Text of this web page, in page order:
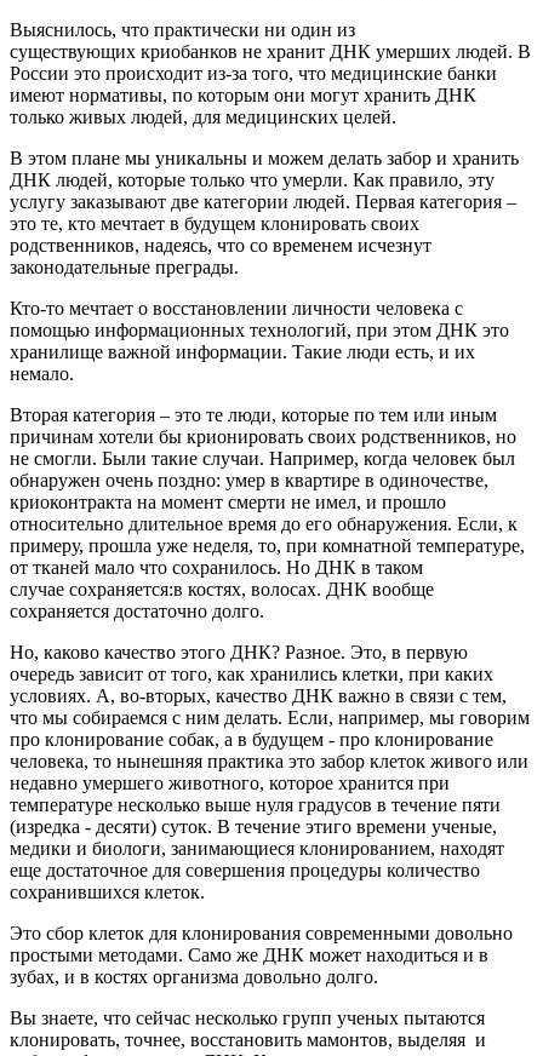
Выяснилось, что практически ни один из
существующих криобанков не хранит ДНК умерших людей. В
России это происходит из-за того, что медицинские банки
имеют нормативы, по которым они могут хранить ДНК
только живых людей, для медицинских целей.
В этом плане мы уникальны и можем делать забор и хранить
ДНК людей, которые только что умерли. Как правило, эту
услугу заказывают две категории людей. Первая категория –
это те, кто мечтает в будущем клонировать своих
родственников, надеясь, что со временем исчезнут
законодательные преграды.
Кто-то мечтает о восстановлении личности человека с
помощью информационных технологий, при этом ДНК это
хранилище важной информации. Такие люди есть, и их
немало.
Вторая категория – это те люди, которые по тем или иным
причинам хотели бы крионировать своих родственников, но
не смогли. Были такие случаи. Например, когда человек был
обнаружен очень поздно: умер в квартире в одиночестве,
криоконтракта на момент смерти не имел, и прошло
относительно длительное время до его обнаружения. Если, к
примеру, прошла уже неделя, то, при комнатной температуре,
от тканей мало что сохранилось. Но ДНК в таком
случае сохраняется:в костях, волосах. ДНК вообще
сохраняется достаточно долго.
Но, каково качество этого ДНК? Разное. Это, в первую
очередь зависит от того, как хранились клетки, при каких
условиях. А, во-вторых, качество ДНК важно в связи с тем,
что мы собираемся с ним делать. Если, например, мы говорим
про клонирование собак, а в будущем - про клонирование
человека, то нынешняя практика это забор клеток живого или
недавно умершего животного, которое хранится при
температуре несколько выше нуля градусов в течение пяти
(изредка - десяти) суток. В течение этиго времени ученые,
медики и биологи, занимающиеся клонированием, находят
еще достаточное для совершения процедуры количество
сохранившихся клеток.
Это сбор клеток для клонирования современными довольно
простыми методами. Само же ДНК может находиться и в
зубах, и в костях организма довольно долго.
Вы знаете, что сейчас несколько групп ученых пытаются
клонировать, точнее, восстановить мамонтов, выделяя и